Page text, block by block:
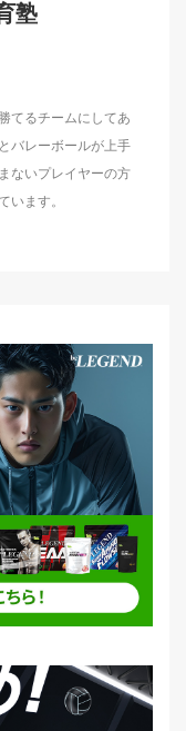
塾
てるチームにしてあ
バレーボールが上手
ないプレイヤーの方
います。